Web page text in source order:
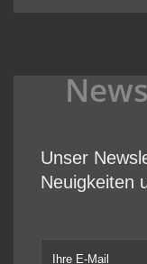
Unser
Neuigkeiten